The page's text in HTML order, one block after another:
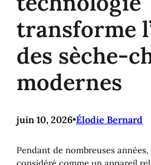
transforme
des sèche-
modernes
juin 10, 2026•Élodie Bernard
Pendant de nombreuses